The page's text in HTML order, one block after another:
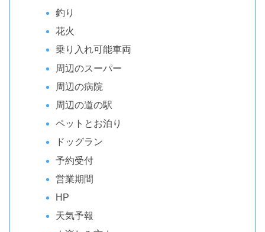
釣り
花火
乗り入れ可能車両
周辺のスーパー
周辺の病院
周辺の道の駅
ペットとお泊り
ドッグラン
予約受付
営業期間
HP
天気予報